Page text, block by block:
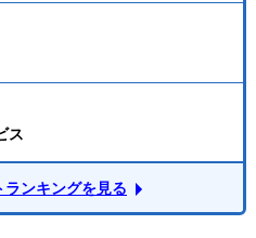
ス
ンキングを見る